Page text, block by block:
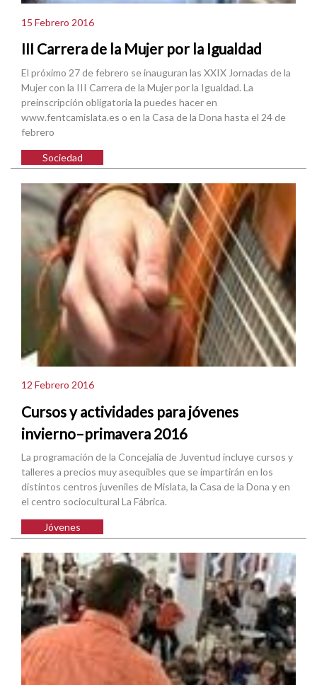
15 Febrero 2016
III Carrera de la Mujer por la Igualdad
El próximo 27 de febrero se inauguran las XXIX Jornadas de la
Mujer con la III Carrera de la Mujer por la Igualdad. La
preinscripción obligatoria la puedes hacer en
www.fentcamislata.es o en la Casa de la Dona hasta el 24 de
febrero
Sociedad
12 Febrero 2016
Cursos y actividades para jóvenes
invierno–primavera 2016
La programación de la Concejalía de Juventud incluye cursos y
talleres a precios muy asequibles que se impartirán en los
distintos centros juveniles de Mislata, la Casa de la Dona y en
el centro sociocultural La Fábrica.
Jóvenes